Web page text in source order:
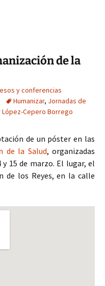
de la
y conferencias
Humanizar, Jornadas de
López-Cepero Borrego
de un póster en las
de la Salud, organizadas
15 de marzo. El lugar, el
de los Reyes, en la calle